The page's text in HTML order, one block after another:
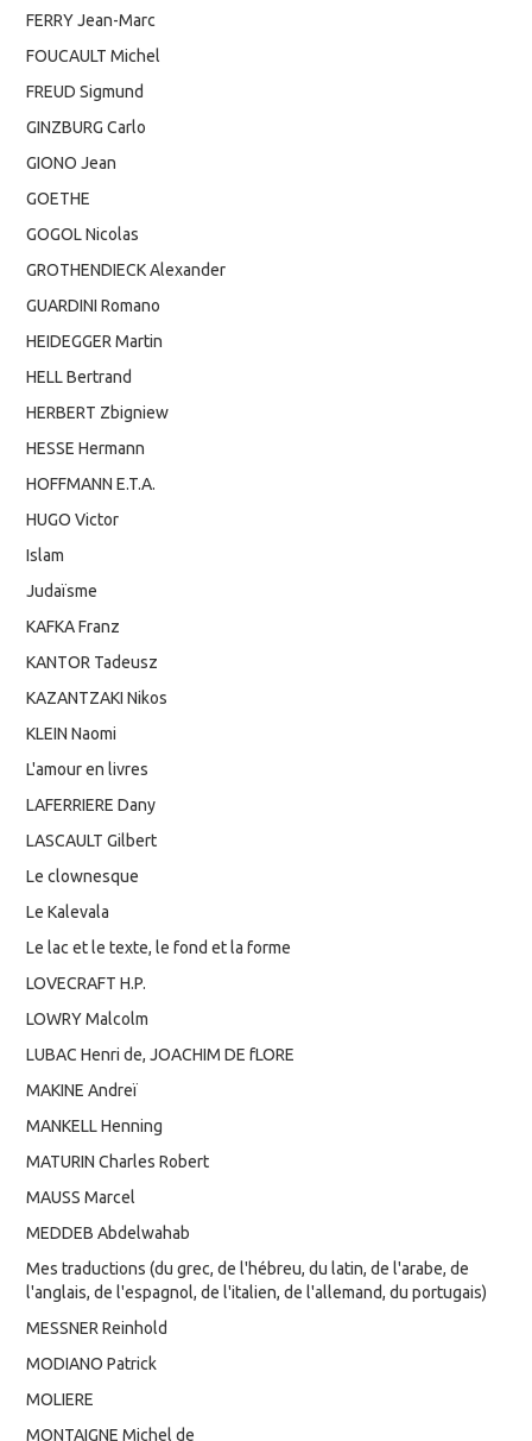
FERRY Jean-Marc
FOUCAULT Michel
FREUD Sigmund
GINZBURG Carlo
GIONO Jean
GOETHE
GOGOL Nicolas
GROTHENDIECK Alexander
GUARDINI Romano
HEIDEGGER Martin
HELL Bertrand
HERBERT Zbigniew
HESSE Hermann
HOFFMANN E.T.A.
HUGO Victor
Islam
Judaïsme
KAFKA Franz
KANTOR Tadeusz
KAZANTZAKI Nikos
KLEIN Naomi
L'amour en livres
LAFERRIERE Dany
LASCAULT Gilbert
Le clownesque
Le Kalevala
Le lac et le texte, le fond et la forme
LOVECRAFT H.P.
LOWRY Malcolm
LUBAC Henri de, JOACHIM DE fLORE
MAKINE Andreï
MANKELL Henning
MATURIN Charles Robert
MAUSS Marcel
MEDDEB Abdelwahab
Mes traductions (du grec, de l'hébreu, du latin, de l'arabe, de
l'anglais, de l'espagnol, de l'italien, de l'allemand, du portugais)
MESSNER Reinhold
MODIANO Patrick
MOLIERE
MONTAIGNE Michel de